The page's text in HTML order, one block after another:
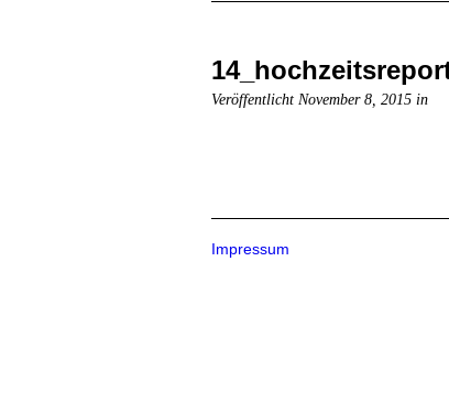
Veröffentlicht November 8, 2015 in
Impressum